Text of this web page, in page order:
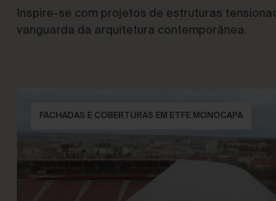
Inspire-se com projetos de estruturas
vanguarda da arquitetura contemporânea.
FACHADAS E COBERTURAS EM ETFE MONOCAPA